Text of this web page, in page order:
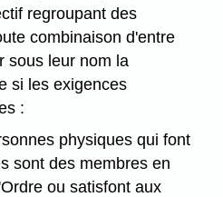
regroupant des
combinaison d'entre
sous leur nom la
si les exigences
:
physiques qui font
sont des membres en
ou satisfont aux